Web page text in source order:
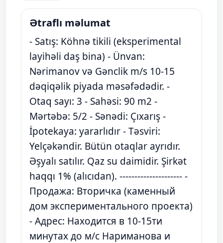
Ətraflı məlumat
- Satış: Köhnə tikili (eksperimental
layihəli daş bina) - Ünvan:
Nərimanov və Gənclik m/s 10-15
dəqiqəlik piyada məsəfədədir. -
Otaq sayı: 3 - Sahəsi: 90 m2 -
Mərtəbə: 5/2 - Sənədi: Çıxarış -
İpotekaya: yararlıdır - Təsviri:
Yelçəkəndir. Bütün otaqlar ayrıdır.
Əşyalı satılır. Qaz su daimidir. Şirkət
haqqı 1% (alıcıdan). --------------------- -
Продажа: Вторичка (каменный
дом экспериментального проекта)
- Адрес: Находится в 10-15ти
минутах до м/с Нариманова и